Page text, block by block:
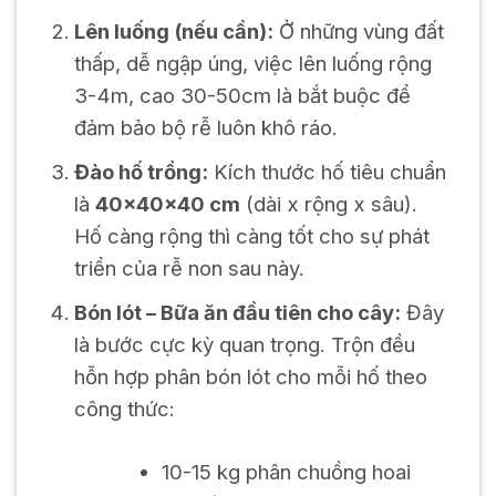
Lên luống (nếu cần): Ở những vùng đất
thấp, dễ ngập úng, việc lên luống rộng
3-4m, cao 30-50cm là bắt buộc để
đảm bảo bộ rễ luôn khô ráo.
Đào hố trồng: Kích thước hố tiêu chuẩn
là 40x40x40 cm (dài x rộng x sâu).
Hố càng rộng thì càng tốt cho sự phát
triển của rễ non sau này.
Bón lót – Bữa ăn đầu tiên cho cây: Đây
là bước cực kỳ quan trọng. Trộn đều
hỗn hợp phân bón lót cho mỗi hố theo
công thức:
10-15 kg phân chuồng hoai